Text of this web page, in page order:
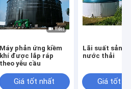
Máy phản ứng kiềm
khí được lắp ráp
theo yêu cầu
Giá tốt nhất
Lãi suất sản
nước thải
Giá tốt